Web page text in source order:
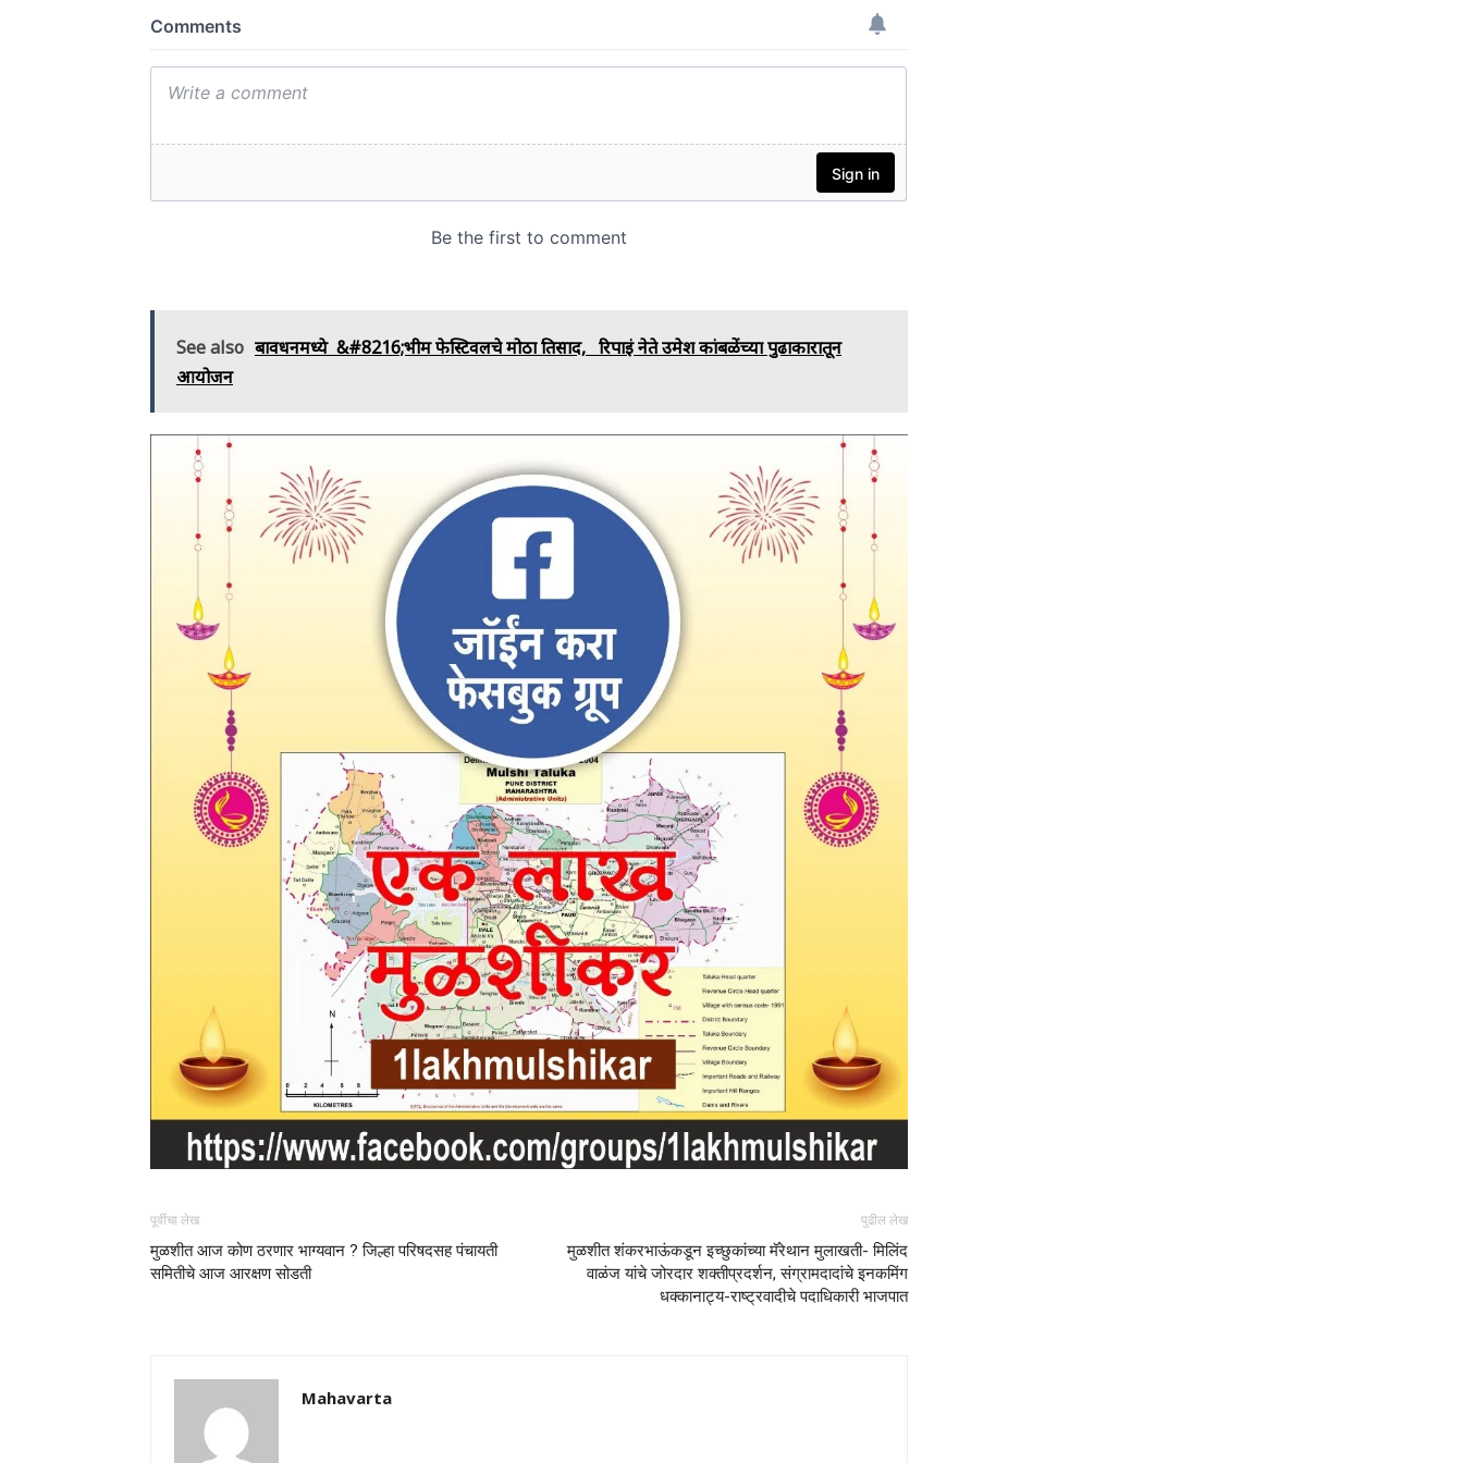
See also बावधनमध्ये &#8216;भीम फेस्टिवलचे मोठा प्रतिसाद, रिपाइं नेते उमेश कांबळेंच्या पुढाकारातून
आयोजन
पूर्वीचा लेख
मुळशीत आज कोण ठरणार भाग्यवान ? जिल्हा परिषदसह पंचायती
समितीचे आज आरक्षण सोडती
पुढील लेख
मुळशीत शंकरभाऊंकडून इच्‍छुकांच्‍या मॅरेथान मुलाखती- मिलिंद
वाळंज यांचे जोरदार शक्‍तीप्रदर्शन, संग्रामदादांचे इनकमिंग
धक्‍कानाट्य-राष्ट्रवादीचे पदाधिकारी भाजपात
Mahavarta